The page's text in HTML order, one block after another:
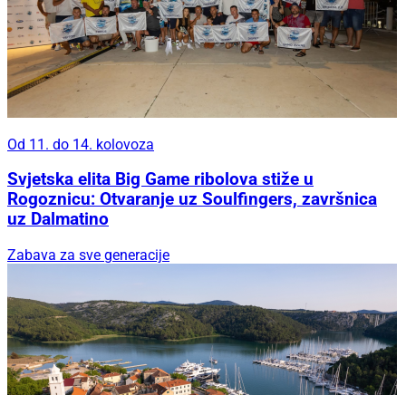
Od 11. do 14. kolovoza
Svjetska elita Big Game ribolova stiže u
Rogoznicu: Otvaranje uz Soulfingers, završnica
uz Dalmatino
Zabava za sve generacije